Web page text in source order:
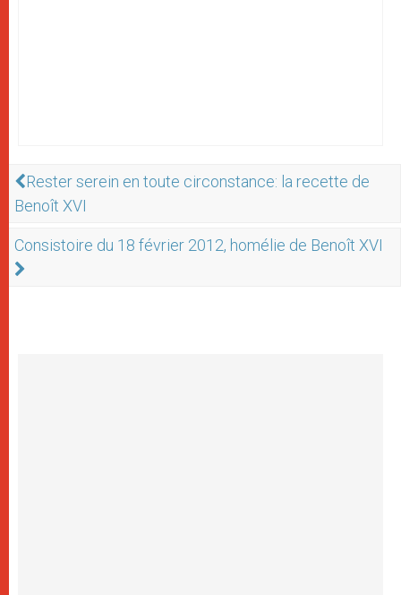
Rester serein en toute circonstance: la recette de
Benoît XVI
Consistoire du 18 février 2012, homélie de Benoît XVI